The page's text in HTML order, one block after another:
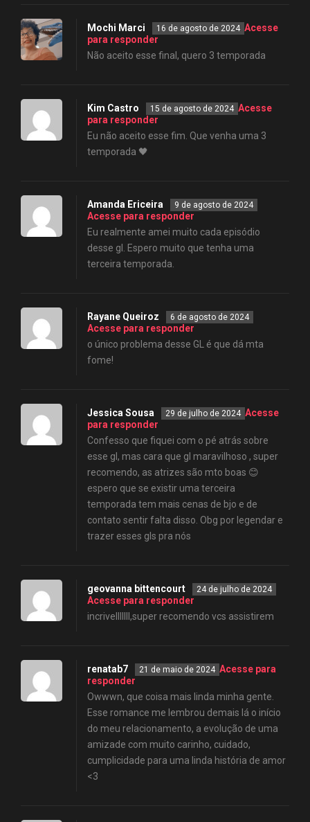
Mochi Marci 16 de agosto de 2024 Acesse
para responder
Não aceito esse final, quero 3 temporada
Kim Castro 15 de agosto de 2024 Acesse
para responder
Eu não aceito esse fim. Que venha uma 3
temporada 🖤
Amanda Ericeira 9 de agosto de 2024
Acesse para responder
Eu realmente amei muito cada episódio
desse gl. Espero muito que tenha uma
terceira temporada.
Rayane Queiroz 6 de agosto de 2024
Acesse para responder
o único problema desse GL é que dá mta
fome!
Jessica Sousa 29 de julho de 2024 Acesse
para responder
Confesso que fiquei com o pé atrás sobre
esse gl, mas cara que gl maravilhoso , super
recomendo, as atrizes são mto boas 😊
espero que se existir uma terceira
temporada tem mais cenas de bjo e de
contato sentir falta disso. Obg por legendar e
trazer esses gls pra nós
geovanna bittencourt 24 de julho de 2024
Acesse para responder
incrivelllllll,super recomendo vcs assistirem
renatab7 21 de maio de 2024 Acesse para
responder
Owwwn, que coisa mais linda minha gente.
Esse romance me lembrou demais lá o início
do meu relacionamento, a evolução de uma
amizade com muito carinho, cuidado,
cumplicidade para uma linda história de amor
<3